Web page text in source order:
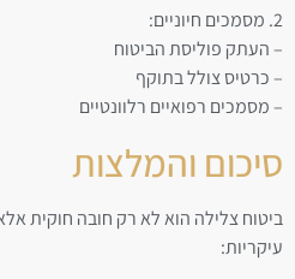
2. מסמכים חיוניים:
– העתק פוליסת הביטוח
– כרטיס צולל בתוקף
– מסמכים רפואיים רלוונטיים
סיכום והמלצות
ביטוח צלילה הוא לא רק חובה חוקית
עיקריות: